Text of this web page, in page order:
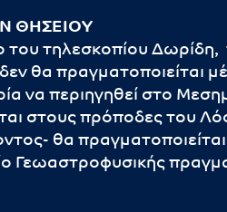
ΘΗΣΕΙΟΥ
τηλεσκοπίου Δωρίδη,
θα πραγματοποιείται
να περιηγηθεί στο
στους πρόποδες του
θα
Γεωαστροφυσικής